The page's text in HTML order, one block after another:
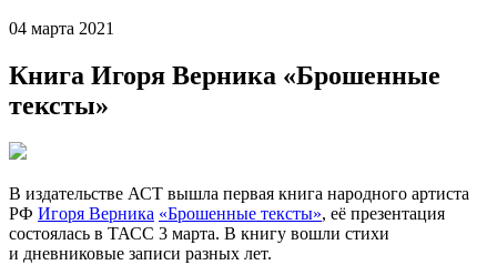
04 марта 2021
Книга Игоря Верника «Брошенные
тексты»
В издательстве АСТ вышла первая книга народного артиста
РФ Игоря Верника «Брошенные тексты», её презентация
состоялась в ТАСС 3 марта. В книгу вошли стихи
и дневниковые записи разных лет.